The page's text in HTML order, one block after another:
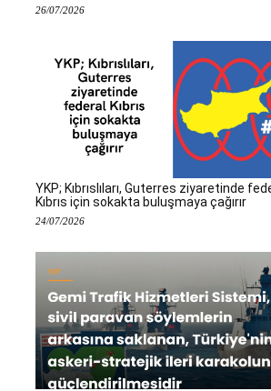
26/07/2026
YKP; Kıbrıslıları, Guterres ziyaretinde
Kıbrıs için sokakta buluşmaya çağırır
24/07/2026